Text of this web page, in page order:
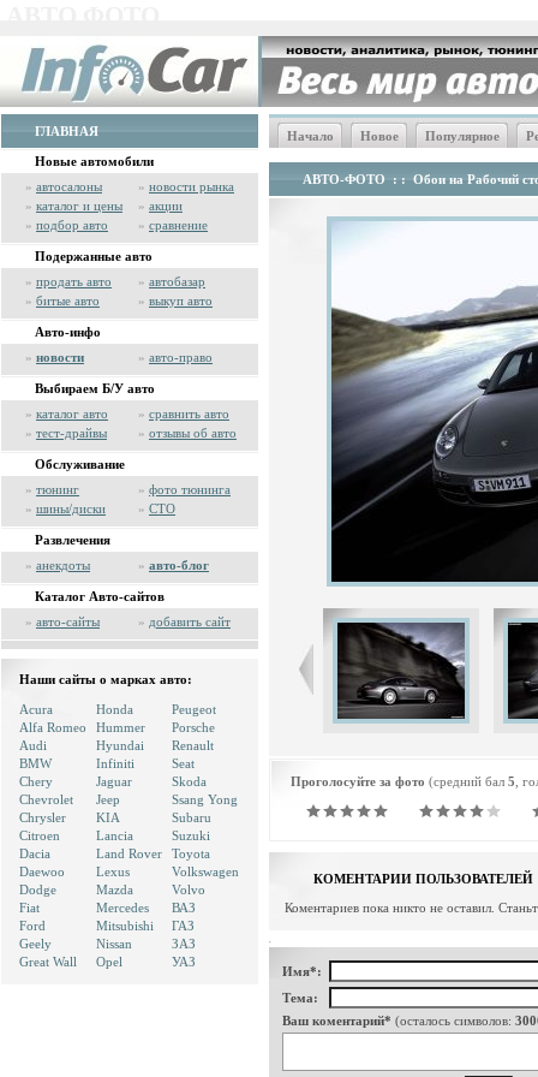
ГЛАВНАЯ
Новые автомобили
» автосалоны » новости рынка
» каталог и цены » акции
» подбор авто » сравнение
Подержанные авто
» продать авто » автобазар
» битые авто » выкуп авто
Авто-инфо
» новости » авто-право
Выбираем Б/У авто
» каталог авто » сравнить авто
» тест-драйвы » отзывы об авто
Обслуживание
» тюнинг » фото тюнинга
» шины/диски » СТО
Развлечения
» анекдоты » авто-блог
Каталог Авто-сайтов
» авто-сайты » добавить сайт
Наши сайты о марках авто:
Acura
Alfa Romeo
Audi
BMW
Chery
Chevrolet
Chrysler
Citroen
Dacia
Daewoo
Dodge
Fiat
Ford
Geely
Great Wall
Honda
Hummer
Hyundai
Infiniti
Jaguar
Jeep
KIA
Lancia
Land Rover
Lexus
Mazda
Mercedes
Mitsubishi
Nissan
Opel
Peugeot
Porsche
Renault
Seat
Skoda
Ssang Yong
Subaru
Suzuki
Toyota
Volkswagen
Volvo
ВАЗ
ГАЗ
ЗАЗ
УАЗ
Начало Новое Популярное
АВТО-ФОТО : : Обои на Рабочий
Проголосуйте за фото (средний бал 5 ,
КОМЕНТАРИИ ПОЛЬЗОВАТЕЛЕЙ
Коментариев пока никто не оставил.
Имя*:
Тема:
Ваш коментарий* (осталось символов: